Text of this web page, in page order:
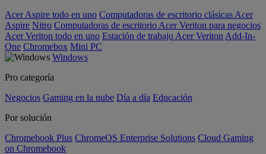
Acer Aspire todo en uno Computadoras de escritorio clásicas Acer
Aspire Nitro Computadoras de escritorio Acer Veriton para negocios
Acer Veriton todo en uno Estación de trabajo Acer Veriton Add-In-
One Chromebox Mini PC
Windows
Pro categoría
Negocios Gaming en la nube Día a día Educación
Por solución
Chromebook Plus ChromeOS Enterprise Solutions Cloud Gaming
on Chromebook